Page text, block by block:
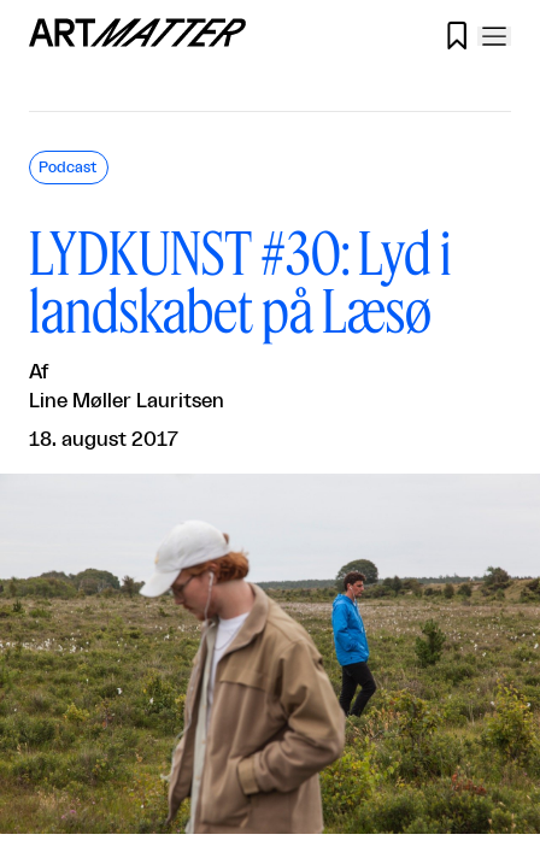

LYDKUNST #30: Lyd i
landskabet på Læsø
Af
Line Møller Lauritsen
18. august 2017
Podcast